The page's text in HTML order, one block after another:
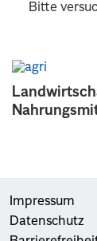
Bitte
Impressum
Datenschutz